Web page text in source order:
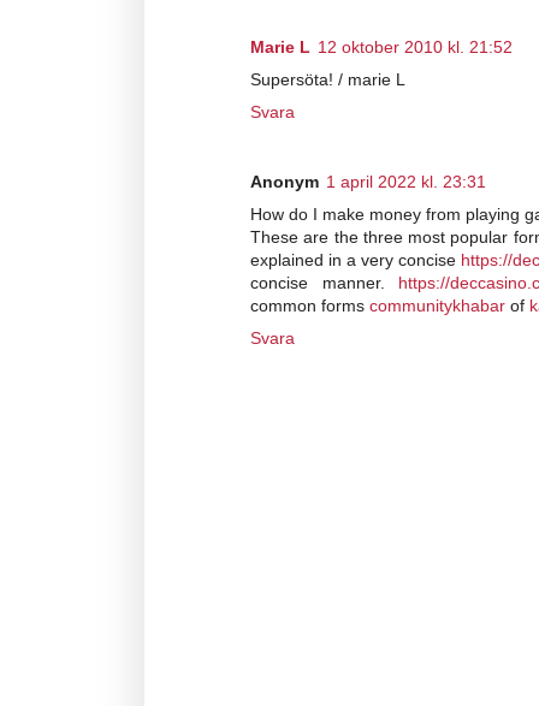
Marie L 12 oktober 2010 kl. 21:52
Supersöta! / marie L
Svara
Anonym 1 april 2022 kl. 23:31
How do I make money from playing
These are the three most popular
explained in a very concise https://
concise manner. https://
common forms communitykhabar of
Svara